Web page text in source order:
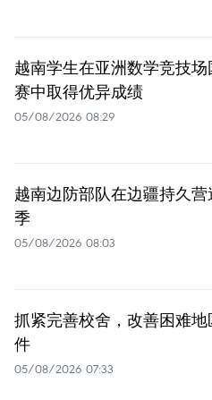
越南学生在亚洲数学竞技
赛中取得优异成绩
05/08/2026 08:29
越南边防部队在边疆持久营
季
05/08/2026 08:03
抓紧完善校舍，改善困难地
件
05/08/2026 07:33